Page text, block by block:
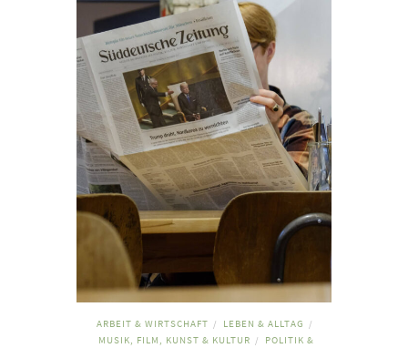
ARBEIT & WIRTSCHAFT / LEBEN & ALLTAG /
MUSIK, FILM, KUNST & KULTUR /
POLITIK &